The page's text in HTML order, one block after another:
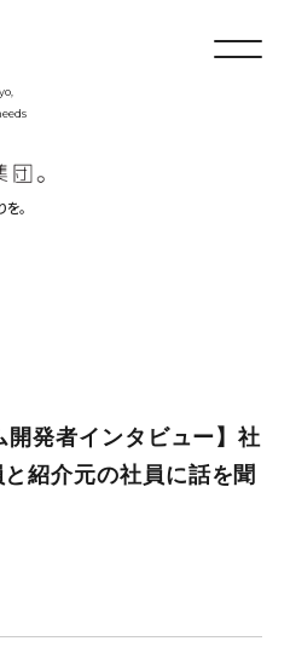
。
開発者インタビュー】社
紹介元の社員に話を聞